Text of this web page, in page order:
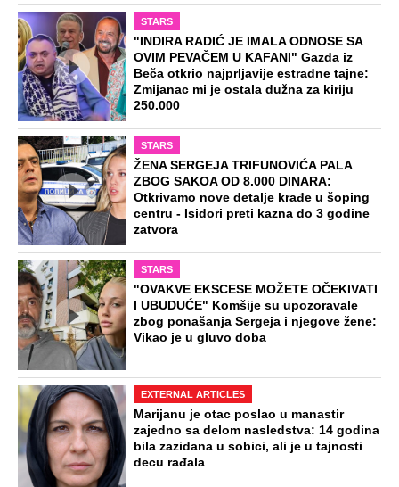
STARS
"INDIRA RADIĆ JE IMALA ODNOSE SA
OVIM PEVAČEM U KAFANI" Gazda iz
Beča otkrio najprljavije estradne tajne:
Zmijanac mi je ostala dužna za kiriju
250.000
STARS
ŽENA SERGEJA TRIFUNOVIĆA PALA
ZBOG SAKOA OD 8.000 DINARA:
Otkrivamo nove detalje krađe u šoping
centru - Isidori preti kazna do 3 godine
zatvora
STARS
"OVAKVE EKSCESE MOŽETE OČEKIVATI
I UBUDUĆE" Komšije su upozoravale
zbog ponašanja Sergeja i njegove žene:
Vikao je u gluvo doba
EXTERNAL ARTICLES
Marijanu je otac poslao u manastir
zajedno sa delom nasledstva: 14 godina
bila zazidana u sobici, ali je u tajnosti
decu rađala